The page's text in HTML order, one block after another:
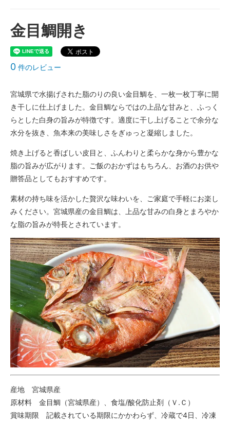
金目鯛開き
0 件のレビュー
宮城県で水揚げされた脂のりの良い金目鯛を、一枚一枚丁寧に開
き干しに仕上げました。金目鯛ならではの上品な甘みと、ふっく
らとした白身の旨みが特徴です。適度に干し上げることで余分な
水分を抜き、魚本来の美味しさをぎゅっと凝縮しました。
焼き上げると香ばしい皮目と、ふんわりと柔らかな身から豊かな
脂の旨みが広がります。ご飯のおかずはもちろん、お酒のお供や
贈答品としてもおすすめです。
素材の持ち味を活かした贅沢な味わいを、ご家庭で手軽にお楽し
みください。宮城県産の金目鯛は、上品な甘みの白身とまろやか
な脂の旨みが特長とされています。
産地 宮城県産
原材料 金目鯛（宮城県産）、食塩/酸化防止剤（Ｖ.Ｃ）
賞味期限 記載されている期限にかかわらず、冷蔵で4日、冷凍